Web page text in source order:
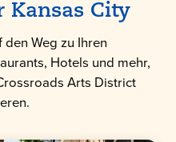
Kansas City
Weg zu Ihren
Hotels und mehr,
Arts District